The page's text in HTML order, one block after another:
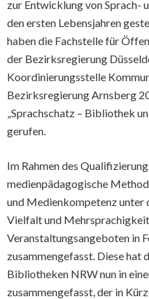
zur Entwicklung von Sprach-
den ersten Lebensjahren
haben die Fachstelle für
der Bezirksregierung
Koordinierungsstelle
Bezirksregierung Arnsberg
„Sprachschatz – Bibliothek
gerufen.
Im Rahmen des
medienpädagogische
und Medienkompetenz unter
Vielfalt und
Veranstaltungsangeboten in
zusammengefasst. Diese
Bibliotheken NRW nun in
zusammengefasst, der in